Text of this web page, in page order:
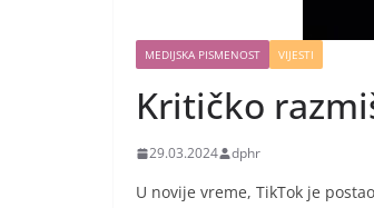
MEDIJSKA PISMENOST VIJESTI
Kritičko
29.03.2024 dphr
U novije vreme, TikTok je